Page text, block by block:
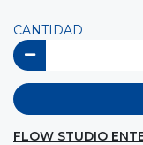
CANTIDAD
FLOW STUDIO